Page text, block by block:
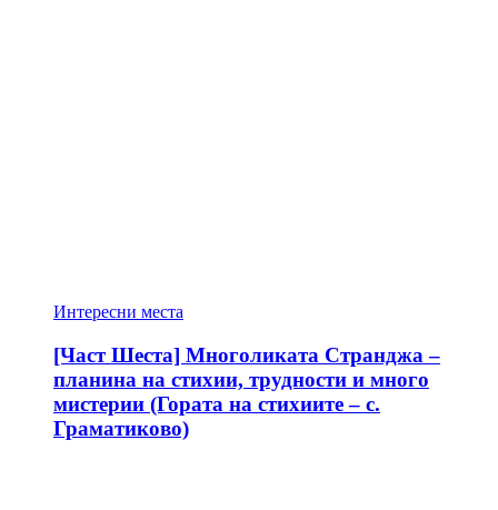
Интересни места
[Част Шеста] Многоликата Странджа –
планина на стихии, трудности и много
мистерии (Гората на стихиите – с.
Граматиково)